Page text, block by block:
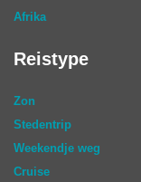
Afrika
Reistype
Zon
Stedentrip
Weekendje weg
Cruise